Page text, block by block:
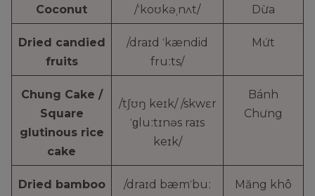
Coconut /ˈkoʊkəˌnʌt/ Dừa
Dried candied
fruits
/draɪd ˈkændid
fruːts/
Mứt
Chung Cake /
Square
glutinous rice
cake
/tʃʊŋ keɪk/ /skwɛr
ˈɡluːtɪnəs raɪs
keɪk/
Bánh
Chưng
Dried bamboo
/draɪd bæmˈbuː
Măng khô